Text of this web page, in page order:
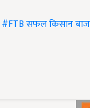
#FTBसफल किसान